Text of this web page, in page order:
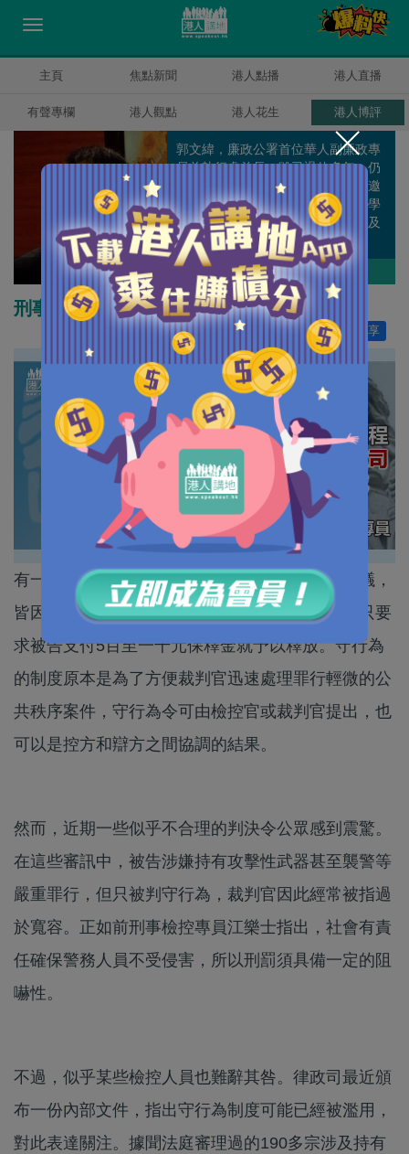
主頁 焦點新聞 港人點播 港人直播
有聲專欄 港人觀點 港人花生 港人博評
郭文緯
郭文緯，廉政公署首位華人副廉政專
員兼執行處首長，雖已退休多年，仍
積極參與全球的反貪工作，多次獲邀
到外國分享反貪經驗，亦是香港大學
專業進修學院國際反貪課程的主任及
客座教授。
作者其他博評
刑事檢控科要揪出內鬼提升效率
分享
204
有一些裁判官在審理騷亂和示威的個案時惹人非議，
皆因他們只是判被告守行為六個月至一年，一般只要
求被告支付5百至一千元保釋金就予以釋放。守行為
的制度原本是為了方便裁判官迅速處理罪行輕微的公
共秩序案件，守行為令可由檢控官或裁判官提出，也
可以是控方和辯方之間協調的結果。
然而，近期一些似乎不合理的判決令公眾感到震驚。
在這些審訊中，被告涉嫌持有攻擊性武器甚至襲警等
嚴重罪行，但只被判守行為，裁判官因此經常被指過
於寬容。正如前刑事檢控專員江樂士指出，社會有責
任確保警務人員不受侵害，所以刑罰須具備一定的阻
嚇性。
不過，似乎某些檢控人員也難辭其咎。律政司最近頒
布一份內部文件，指出守行為制度可能已經被濫用，
對此表達關注。據聞法庭審理過的190多宗涉及持有